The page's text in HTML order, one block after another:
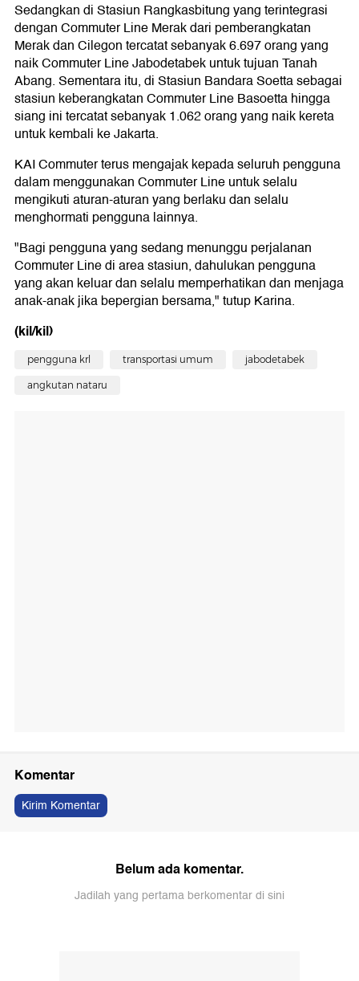
Sedangkan di Stasiun Rangkasbitung yang terintegrasi
dengan Commuter Line Merak dari pemberangkatan
Merak dan Cilegon tercatat sebanyak 6.697 orang yang
naik Commuter Line Jabodetabek untuk tujuan Tanah
Abang. Sementara itu, di Stasiun Bandara Soetta sebagai
stasiun keberangkatan Commuter Line Basoetta hingga
siang ini tercatat sebanyak 1.062 orang yang naik kereta
untuk kembali ke Jakarta.
KAI Commuter terus mengajak kepada seluruh pengguna
dalam menggunakan Commuter Line untuk selalu
mengikuti aturan-aturan yang berlaku dan selalu
menghormati pengguna lainnya.
"Bagi pengguna yang sedang menunggu perjalanan
Commuter Line di area stasiun, dahulukan pengguna
yang akan keluar dan selalu memperhatikan dan menjaga
anak-anak jika bepergian bersama," tutup Karina.
(kil/kil)
pengguna krl transportasi umum jabodetabek
angkutan nataru
Komentar
Kirim Komentar
Belum ada komentar.
Jadilah yang pertama berkomentar di sini